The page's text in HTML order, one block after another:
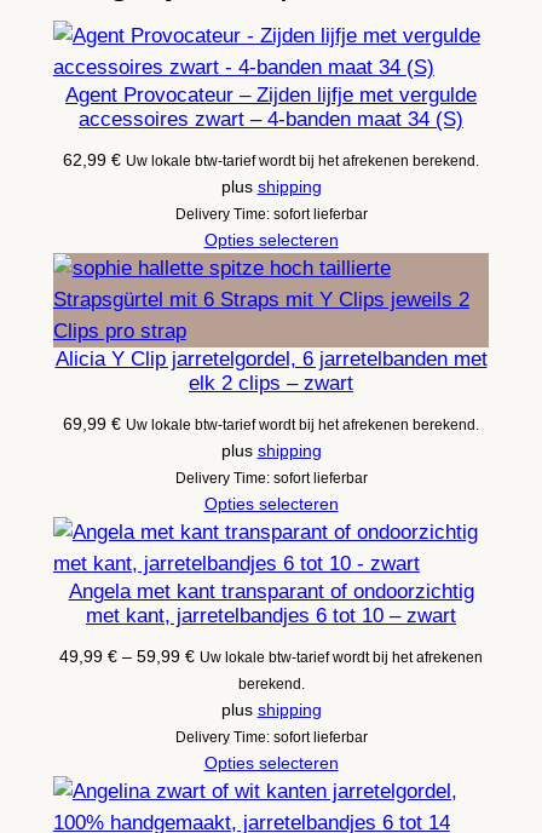
Agent Provocateur – Zijden lijfje met vergulde
accessoires zwart – 4-banden maat 34 (S)
62,99 € Uw lokale btw-tarief wordt bij het afrekenen berekend.
plus shipping
Delivery Time: sofort lieferbar
Opties selecteren
Alicia Y Clip jarretelgordel, 6 jarretelbanden met
elk 2 clips – zwart
69,99 € Uw lokale btw-tarief wordt bij het afrekenen berekend.
plus shipping
Delivery Time: sofort lieferbar
Opties selecteren
Angela met kant transparant of ondoorzichtig
met kant, jarretelbandjes 6 tot 10 – zwart
49,99 € – 59,99 €Prijsklasse:
49,99 €
59,99 €
Uw lokale btw-tarief wordt bij het afrekenen
berekend.
plus shipping
Delivery Time: sofort lieferbar
Opties selecteren